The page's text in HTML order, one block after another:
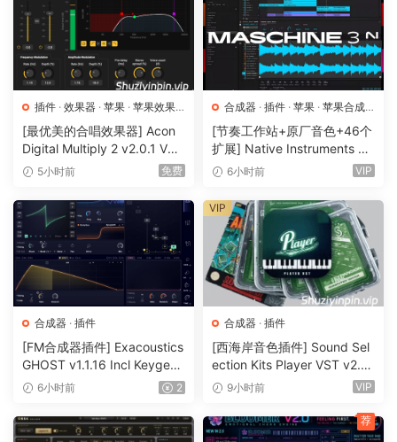
Key Features:
Three models of bucket brigade echo/delay, each with its
unique character and tone.
Sync to BPM
and ultra-smooth operation with up to 8 times
oversampling, ensuring every detail of your tone is
Dry/Wet Control: Fine-tune the balance between your
original signal and the affected sound to achieve the
perfect blend for your mix.
Resizable Window: Customize the plugin interface to suit
your workflow and screen real estate preferences with our
resizable window feature.
User-Friendly Interface: Enjoy a straightforward single-
screen GUI that makes dialing in your ideal fuzz tone
intuitive and effortless.
integrate Efektor Echolyte into your Amplifikation 360
插件 · 效果器 · 苹果 · 苹果效果
器
[最优美的合唱效果器] Acon
Digital Multiply 2 v2.0.1 VST
VST3 AU AAX [WiN, MacOS
5小时前 免费
合成器 · 插件 · 苹果 · 苹果合成
器
[节奏工作站+原厂音色+46个
扩展] Native Instruments M
aschine 3.6.0-HCiSO [Mac
6小时前 VIP
合成器 · 插件
[FM合成器插件] Exacoustics
GHOST v1.1.16 Incl Keygen-
R2R [WiN]（12.1MB）
6小时前 2
合成器 · 插件
[西海岸音色插件] Sound Sel
ection Kits Player VST v2.0.
0 bundle-V.R [WiN]（3.26G
9小时前 VIP
VIP
荐